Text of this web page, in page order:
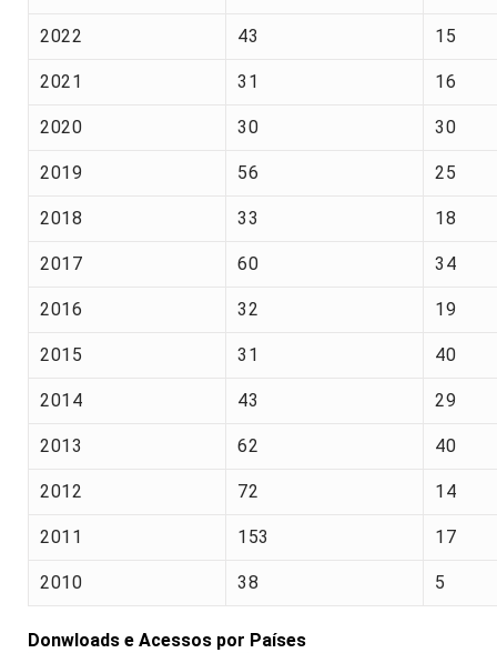
2022 43 15
2021 31 16
2020 30 30
2019 56 25
2018 33 18
2017 60 34
2016 32 19
2015 31 40
2014 43 29
2013 62 40
2012 72 14
2011 153 17
2010 38 5
Donwloads e Acessos por Países